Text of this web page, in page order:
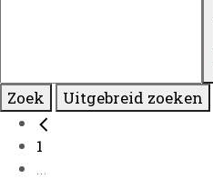
Zoek Uitgebreid zoeken
1